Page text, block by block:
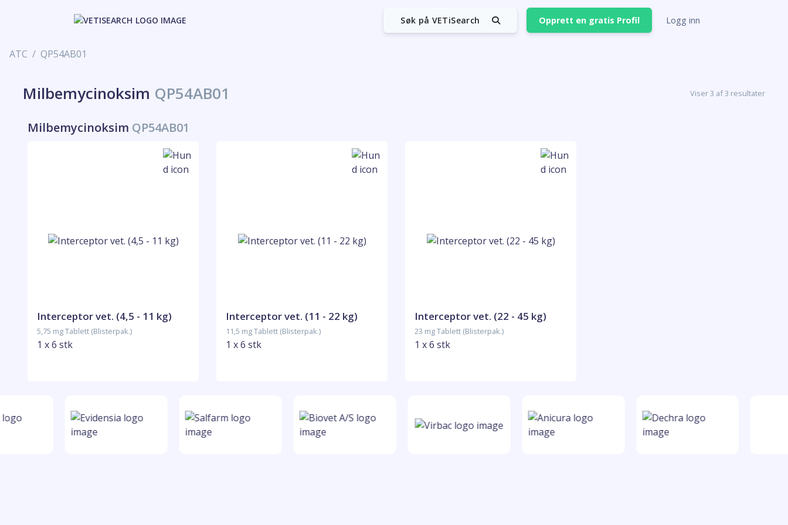
Søk på VETiSearch Opprett en gratis Profil Logg inn
ATC QP54AB01
Milbemycinoksim QP54AB01 Viser 3 af 3 resultater
Milbemycinoksim QP54AB01
Interceptor vet. (4,5 - 11 kg)
5,75 mg Tablett (Blisterpak.)
1 x 6 stk
Interceptor vet. (11 - 22 kg)
11,5 mg Tablett (Blisterpak.)
1 x 6 stk
Interceptor vet. (22 - 45 kg)
23 mg Tablett (Blisterpak.)
1 x 6 stk